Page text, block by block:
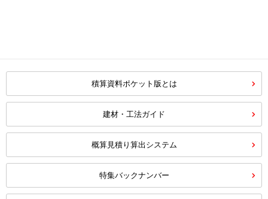
積算資料ポケット版とは
建材・工法ガイド
概算見積り算出システム
特集バックナンバー